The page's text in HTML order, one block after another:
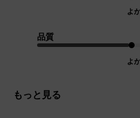
よ
品質
よ
もっと見る